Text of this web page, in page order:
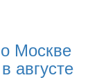
Москве
августе